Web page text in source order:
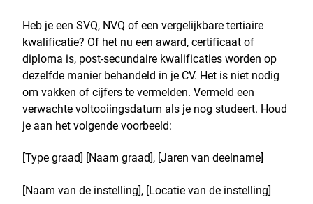
Heb je een SVQ, NVQ of een vergelijkbare tertiaire
kwalificatie? Of het nu een award, certificaat of
diploma is, post-secundaire kwalificaties worden op
dezelfde manier behandeld in je CV. Het is niet nodig
om vakken of cijfers te vermelden. Vermeld een
verwachte voltooiingsdatum als je nog studeert. Houd
je aan het volgende voorbeeld:
[Type graad] [Naam graad], [Jaren van deelname]
[Naam van de instelling], [Locatie van de instelling]